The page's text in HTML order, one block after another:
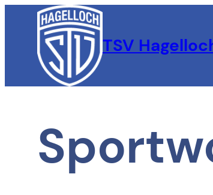
springen
TSV